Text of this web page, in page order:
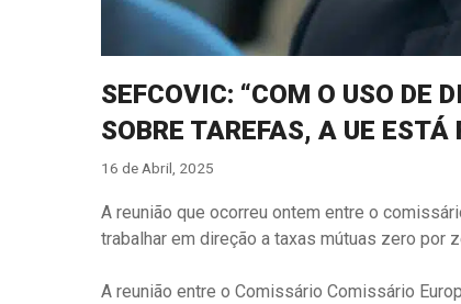
SEFCOVIC: “COM O USO DE
SOBRE TAREFAS, A UE ESTÁ
16 de Abril, 2025
A reunião que ocorreu ontem entre o
trabalhar em direção a taxas mútuas zero por
A reunião entre o Comissário Comissário